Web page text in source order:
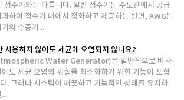
정수기와는 다릅니다. 일반 정수기는 수도관에서 공급
과하여 정수기 내에서 정화하고 제공하는 반면, AWG는
의 수증기...
사용하지 않아도 세균에 오염되지 않나요?
Water Generator)은 일반적으로 비사
도 세균 오염의 위험을 최소화하기 위한 기능이 포함
. 그러나 시스템이 깨끗하고 기능적인 상태를 유지하